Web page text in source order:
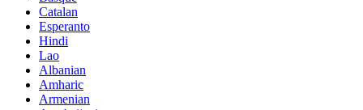
Catalan
Esperanto
Hindi
Lao
Albanian
Amharic
Armenian